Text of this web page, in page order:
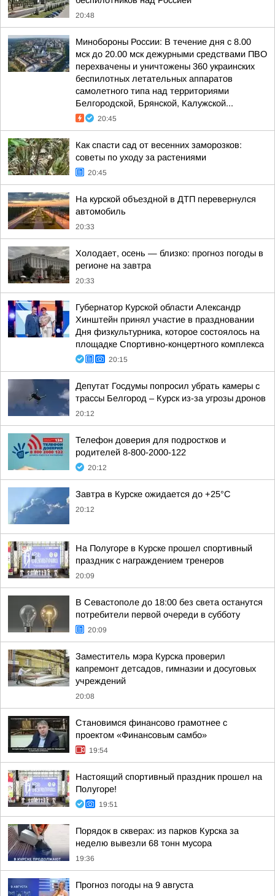
20:48
Минобороны России: В течение дня с 8.00
мск до 20.00 мск дежурными средствами ПВО
перехвачены и уничтожены 360 украинских
беспилотных летательных аппаратов
самолетного типа над территориями
Белгородской, Брянской, Калужской...
20:45
Как спасти сад от весенних заморозков:
советы по уходу за растениями
20:45
На курской объездной в ДТП перевернулся
автомобиль
20:33
Холодает, осень — близко: прогноз погоды в
регионе на завтра
20:33
Губернатор Курской области Александр
Хинштейн принял участие в праздновании
Дня физкультурника, которое состоялось на
площадке Спортивно-концертного комплекса
20:15
Депутат Госдумы попросил убрать камеры с
трассы Белгород – Курск из-за угрозы дронов
20:12
Телефон доверия для подростков и
родителей 8-800-2000-122
20:12
Завтра в Курске ожидается до +25°C
20:12
На Полугоре в Курске прошел спортивный
праздник с награждением тренеров
20:09
В Севастополе до 18:00 без света останутся
потребители первой очереди в субботу
20:09
Заместитель мэра Курска проверил
капремонт детсадов, гимназии и досуговых
учреждений
20:08
Становимся финансово грамотнее с
проектом «Финансовым самбо»
19:54
Настоящий спортивный праздник прошел на
Полугоре!
19:51
Порядок в скверах: из парков Курска за
неделю вывезли 68 тонн мусора
19:36
Прогноз погоды на 9 августа